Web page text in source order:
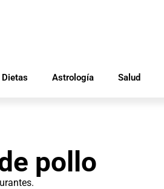
Dietas Astrología Salud
pollo